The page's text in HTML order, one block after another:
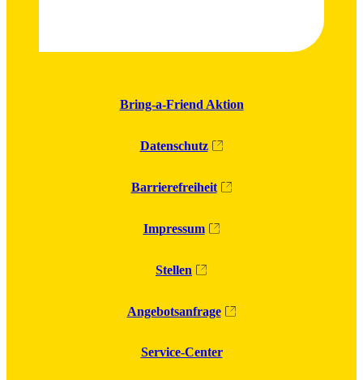
Bring-a-Friend Aktion
Datenschutz
Barrierefreiheit
Impressum
Stellen
Angebotsanfrage
Service-Center